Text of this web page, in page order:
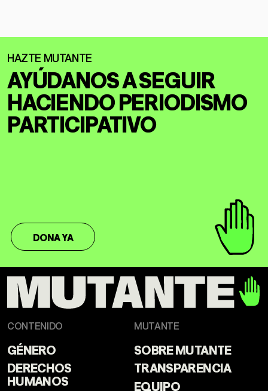
AYÚDANOS A SEGUIR
HACIENDOPERIODISMO
PARTICIPATIVO
DONA YA
CONTENIDO
GÉNERO
DERECHOS
HUMANOS
MUTANTE
SOBRE MUTANTE
TRANSPARENCIA
EQUIPO